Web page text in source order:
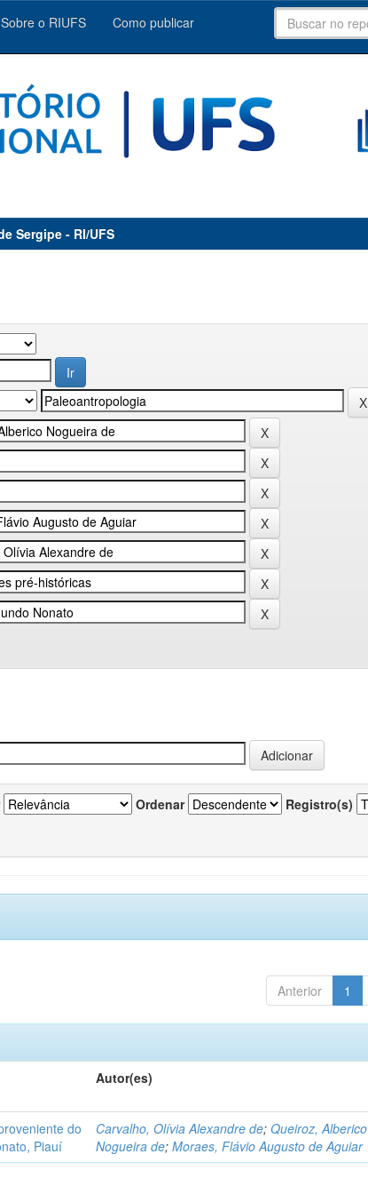
Sobre o RIUFS Como publicar
Sergipe - RI/UFS
Ordenar Registro(s)
Anterior 1
Autor(es)
do
Piauí
Carvalho, Olívia Alexandre de;Queiroz, Alberico
Nogueira de;Moraes, Flávio Augusto de Aguiar